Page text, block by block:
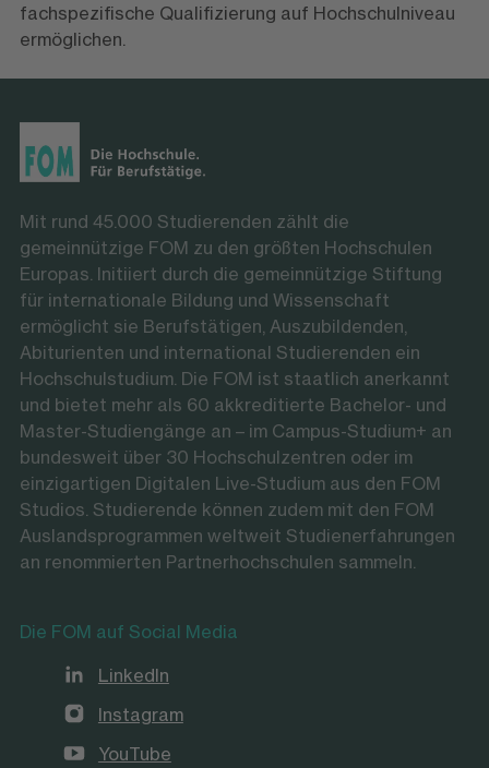
fachspezifische Qualifizierung auf Hochschulniveau
ermöglichen.
Mit rund 45.000 Studierenden zählt die
gemeinnützige FOM zu den größten Hochschulen
Europas. Initiiert durch die gemeinnützige Stiftung
für internationale Bildung und Wissenschaft
ermöglicht sie Berufstätigen, Auszubildenden,
Abiturienten und international Studierenden ein
Hochschulstudium. Die FOM ist staatlich anerkannt
und bietet mehr als 60 akkreditierte Bachelor- und
Master-Studiengänge an – im Campus-Studium+ an
bundesweit über 30 Hochschulzentren oder im
einzigartigen Digitalen Live-Studium aus den FOM
Studios. Studierende können zudem mit den FOM
Auslandsprogrammen weltweit Studienerfahrungen
an renommierten Partnerhochschulen sammeln.
Die FOM auf Social Media
LinkedIn
Instagram
YouTube